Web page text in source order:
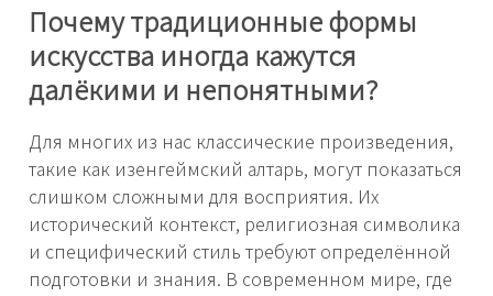
Почему традиционные формы
искусства иногда кажутся
далёкими и непонятными?
Для многих из нас классические произведения,
такие как изенгеймский алтарь, могут показаться
слишком сложными для восприятия. Их
исторический контекст, религиозная символика
и специфический стиль требуют определённой
подготовки и знания. В современном мире, где